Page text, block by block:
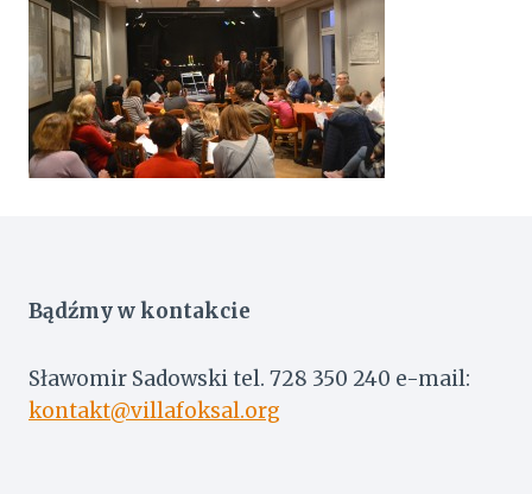
Bądźmy w kontakcie
Sławomir Sadowski tel. 728 350 240 e-mail:
kontakt@villafoksal.org